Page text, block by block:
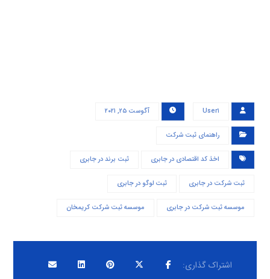
User۱ آگوست ۲۵, ۲۰۲۱
راهنمای ثبت شرکت
اخذ کد اقتصادی در جابری ثبت برند در جابری
ثبت شرکت در جابری ثبت لوگو در جابری
موسسه ثبت شرکت در جابری موسسه ثبت شرکت کریمخان